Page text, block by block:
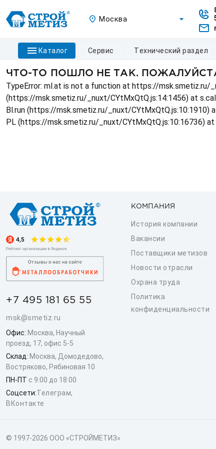
Москва
каталог сервис технический раздел
ЧТО-ТО ПОШЛО НЕ ТАК.
TypeError: ml.at is not a function at https://msk.smetiz.ru/
(https://msk.smetiz.ru/_nuxt/CYtMxQtQ.js:14:1456) at
Bl.run (https://msk.smetiz.ru/_nuxt/
PL (https://msk.smetiz.ru/_nuxt/CYtMxQtQ.js:10:16736)
+7 495 181 65 55
msk@smetiz.ru
Офис: Москва, Научный
проезд, 17, офис 5-5
Склад: Москва, Домодедово,
Востряково, Рябиновая 10
ПН-ПТ с 9:00 до 18:00
Соцсети:Телеграм,
ВКонтакте
КОМПАНИЯ
История компании
Вакансии
Поставщики метизов
Новости отрасли
Охрана труда
Политика
конфиденциальности
© 1997-2026 ООО «СТРОЙМЕТИЗ»